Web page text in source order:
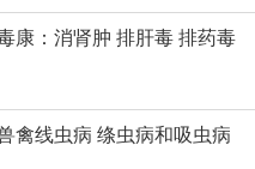
康：消肾肿 排肝毒 排药毒
禽线虫病 绦虫病和吸虫病